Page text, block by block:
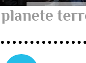
planete